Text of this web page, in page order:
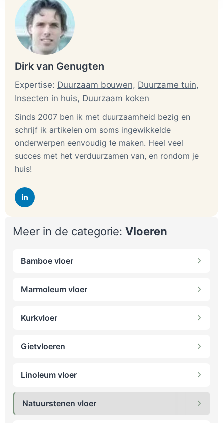
Dirk van Genugten
Expertise: Duurzaam bouwen, Duurzame tuin,
Insecten in huis, Duurzaam koken
Sinds 2007 ben ik met duurzaamheid bezig en
schrijf ik artikelen om soms ingewikkelde
onderwerpen eenvoudig te maken. Heel veel
succes met het verduurzamen van, en rondom je
huis!
Meer in de categorie: Vloeren
Bamboe vloer
Marmoleum vloer
Kurkvloer
Gietvloeren
Linoleum vloer
Natuurstenen vloer